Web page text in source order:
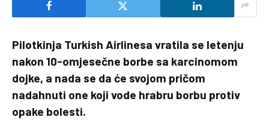
Pilotkinja Turkish Airlinesa vratila se letenju
nakon 10-omjesečne borbe sa karcinomom
dojke, a nada se da će svojom pričom
nadahnuti one koji vode hrabru borbu protiv
opake bolesti.